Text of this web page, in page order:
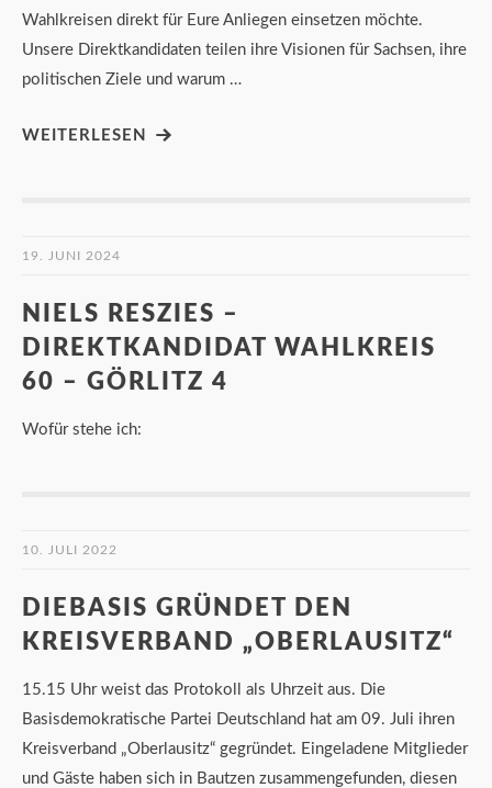
Wahlkreisen direkt für Eure Anliegen einsetzen möchte.
Unsere Direktkandidaten teilen ihre Visionen für Sachsen, ihre
politischen Ziele und warum …
WEITERLESEN
19. JUNI 2024
NIELS RESZIES –
DIREKTKANDIDAT WAHLKREIS
60 – GÖRLITZ 4
Wofür stehe ich:
10. JULI 2022
DIEBASIS GRÜNDET DEN
KREISVERBAND „OBERLAUSITZ“
15.15 Uhr weist das Protokoll als Uhrzeit aus. Die
Basisdemokratische Partei Deutschland hat am 09. Juli ihren
Kreisverband „Oberlausitz“ gegründet. Eingeladene Mitglieder
und Gäste haben sich in Bautzen zusammengefunden, diesen